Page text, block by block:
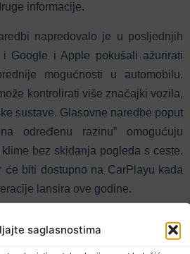
saglasnostima
informacije.
napredovalo je u posljednjih
Google i Apple pokušali ažurirati
mogućnosti u automobilu.
kontrolirati više značajki vozila,
sustave. Glasovne naredbe poput
određenu razinu” omogućuju
bez skidanja pogleda s ceste.
će biti dostupno na CarPlayu kada
lansira ove godine.
Sljedeća vijest